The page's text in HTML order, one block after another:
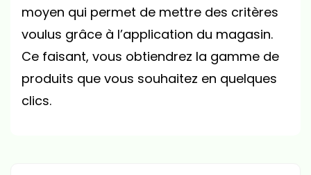
moyen qui permet de mettre des critères
voulus grâce à l’application du magasin.
Ce faisant, vous obtiendrez la gamme de
produits que vous souhaitez en quelques
clics.